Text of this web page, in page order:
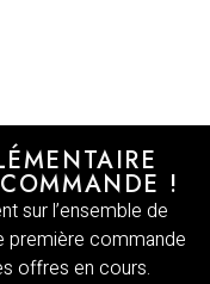
!
sur l’ensemble de
première commande
offres en cours.